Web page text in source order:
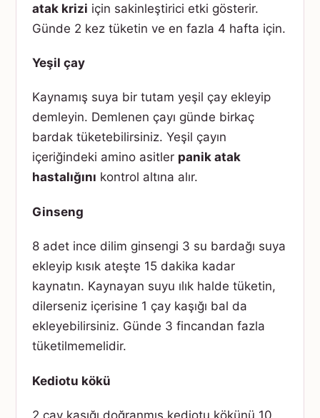
atak krizi için sakinleştirici etki gösterir.
Günde 2 kez tüketin ve en fazla 4 hafta için.
Yeşil çay
Kaynamış suya bir tutam yeşil çay ekleyip
demleyin. Demlenen çayı günde birkaç
bardak tüketebilirsiniz. Yeşil çayın
içeriğindeki amino asitler panik atak
hastalığını kontrol altına alır.
Ginseng
8 adet ince dilim ginsengi 3 su bardağı suya
ekleyip kısık ateşte 15 dakika kadar
kaynatın. Kaynayan suyu ılık halde tüketin,
dilerseniz içerisine 1 çay kaşığı bal da
ekleyebilirsiniz. Günde 3 fincandan fazla
tüketilmemelidir.
Kediotu kökü
2 çay kaşığı doğranmış kediotu kökünü 10